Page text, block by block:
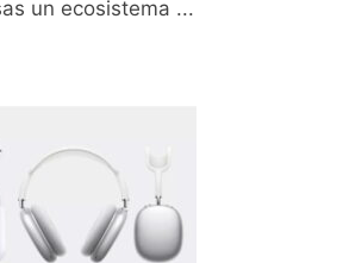
un ecosistema ...